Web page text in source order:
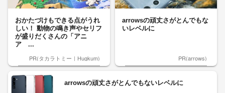
おかたづけもできる点がうれ
しい！ 動物の鳴き声やセリフ
が盛りだくさんの「アニ
ア ...
PR(タカラトミー｜Hugkum)
arrowsの頑丈さがとんでもな
いレベルに
PR(arrows)
arrowsの頑丈さがとんでもないレベルに